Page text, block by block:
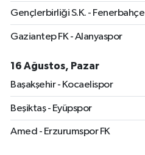
Gençlerbirliği S.K. - Fenerbahçe
Gaziantep FK - Alanyaspor
16 Ağustos, Pazar
Başakşehir - Kocaelispor
Beşiktaş - Eyüpspor
Amed - Erzurumspor FK